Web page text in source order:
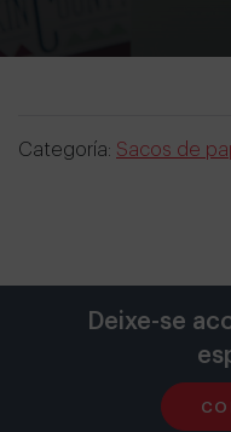
Categoría: Sacos de
Deixe-se